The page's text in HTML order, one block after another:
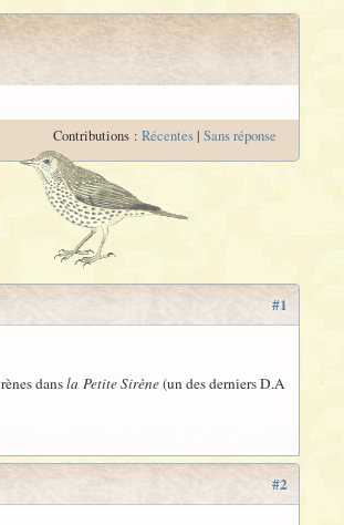
Contributions : Récentes| Sans réponse
#1
dansla Petite Sirène(un des derniers D.A
#2